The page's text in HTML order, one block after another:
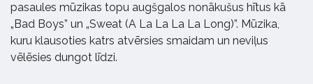
pasaules mūzikas topu augšgalos nonākušus hītus kā
„Bad Boys” un „Sweat (A La La La La Long)”. Mūzika,
kuru klausoties katrs atvērsies smaidam un neviļus
vēlēsies dungot līdzi.